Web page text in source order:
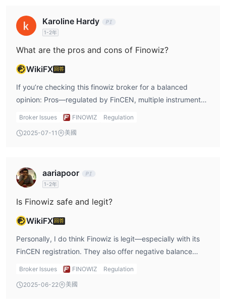
同。
具體而言，微型和標準帳戶沒有佣金，而ECN帳戶持有人需要支付
然而，關於點差沒有信息。您可以聯繫FINOWIZ以獲取更多信息。
PAMM和複製交易
Finowiz提供PAMM和複製交易功能。
PAMM是一種自動交易系統，經理人使用自己的交易策略進行交
易，帳戶被劃分為較小的部分以容納多個客戶的投資。它將您的資金
交易的好方法。如果您想開始複製交易，您需要資助您的帳戶，然後
選擇一個交易者進行複製。現在，您開始複製交易並監控您的利潤。
FINOWIZ接受通過UPI（統一支付接口）、銀行轉賬、ERC
20、以太坊和比特幣進行存款和提款。一些流行的支付選項，如
Visa、MasterCard、Skrill和Neteller，不受支持。
最低存款和提款金額均為價值50美元的比特幣
該經紀商聲稱 任何存款或提款都不收取費用
Karoline Hardy
1-2年
What are the pros and cons of Finowiz?
WikiFX 回答
If you’re checking this finowiz broker for a balanced
opinion: Pros—regulated by FinCEN, multiple instruments,
PAMM/copy trading, no transaction fees, and bonuses.
and limited payment methods. For me, the pros were
Broker Issues FINOWIZ Regulation
2025-07-11 美國
aariapoor
1-2年
Is Finowiz safe and legit?
WikiFX 回答
Personally, I do think Finowiz is legit—especially with its
FinCEN registration. They also offer negative balance
protection, which was a plus for me as a cautious trader.
waters. I’d advise the same to anyone reading this finowiz
Broker Issues FINOWIZ Regulation
2025-06-22 美國